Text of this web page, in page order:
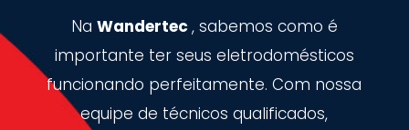
Na Wandertec, sabemos como é
importante ter seus eletrodomésticos
funcionando perfeitamente. Com nossa
equipe de técnicos qualificados,